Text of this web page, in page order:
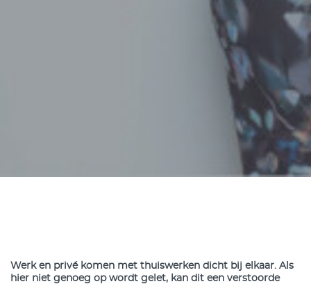
Werk en privé komen met thuiswerken dicht bij elkaar. Als
hier niet genoeg op wordt gelet, kan dit een verstoorde